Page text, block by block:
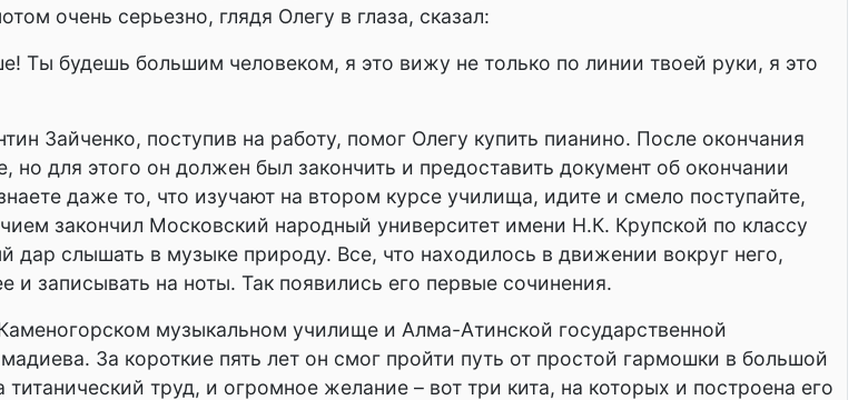
очень серьезно, глядя Олегу в глаза, сказал:
Ты будешь большим человеком, я это вижу не только по линии твоей руки, я это
Зайченко, поступив на работу, помог Олегу купить пианино. После окончания
для этого он должен был закончить и предоставить документ об окончании
даже то, что изучают на втором курсе училища, идите и смело поступайте,
закончил Московский народный университет имени Н.К. Крупской по классу
дар слышать в музыке природу. Все, что находилось в движении вокруг него,
записывать на ноты. Так появились его первые сочинения.
музыкальном училище и Алма-Атинской государственной
За короткие пять лет он смог пройти путь от простой гармошки в большой
труд, и огромное желание – вот три кита, на которых и построена его